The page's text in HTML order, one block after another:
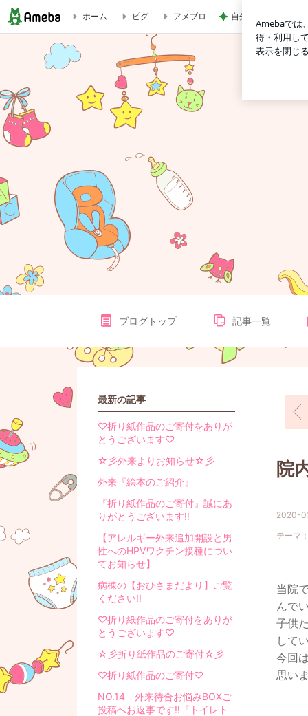
院内レクリエーション☆ | 太陽こども病院のブログ
ホーム ピグ アメブロ 自分だけのボトル
ブログトップ 記事一覧
院
2020-
テーマ
当院
んで
子供
して
今回
思い
最新の記事
♡折り紙作品のご寄付をありが
とうございます♡
☆彡外来よりお知らせ☆彡
外来『絵本のご紹介』
『折り紙作品のご寄付』誠にあ
りがとうございます‼
【アレルギー外来追加開設と男
性へのHPVワクチン接種につい
てお知らせ】
病棟の【おひさまだより】ご覧
ください!!
♡折り紙作品のご寄付をありが
とうございます♡
☆彡折り紙作品のご寄付☆彡
♡折り紙作品のご寄付♡
NO.14 外来待合お悩みBOXご
投稿へお返事です‼『トイレト